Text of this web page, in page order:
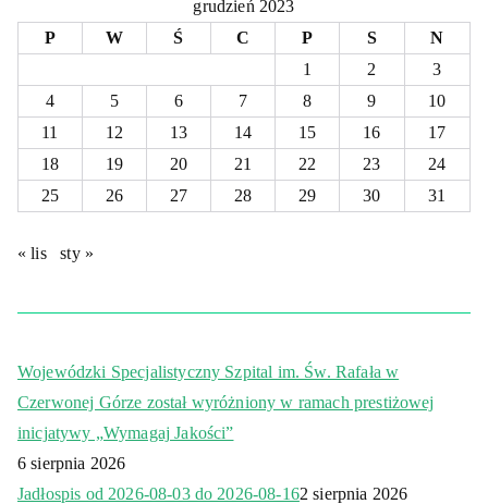
grudzień 2023
P
W Ś C P S
N
1
2
3
4
5 6 7 8 9
10
11
12 13 14 15 16
17
18
19 20 21 22 23
24
25
26 27 28 29 30 31
« lis sty »
Wojewódzki Specjalistyczny Szpital im. Św. Rafała w
Czerwonej Górze został wyróżniony w ramach prestiżowej
inicjatywy „Wymagaj Jakości”
6 sierpnia 2026
Jadłospis od 2026-08-03 do 2026-08-162 sierpnia 2026